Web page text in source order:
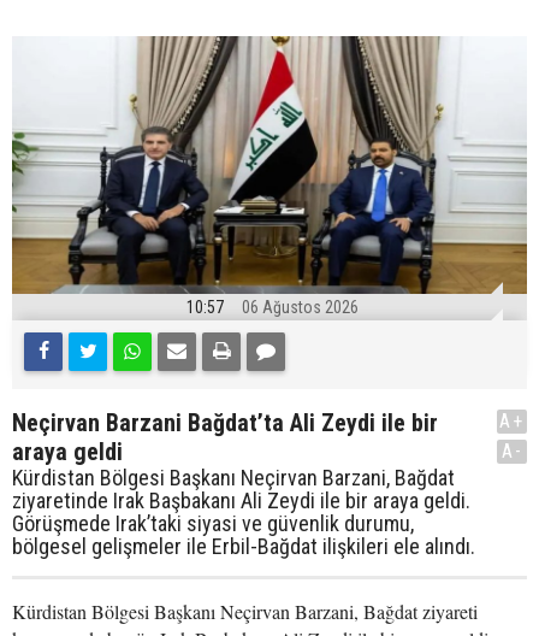
10:57 06 Ağustos 2026
Neçirvan Barzani Bağdat’ta Ali Zeydi ile bir
araya geldi
Kürdistan Bölgesi Başkanı Neçirvan Barzani, Bağdat
ziyaretinde Irak Başbakanı Ali Zeydi ile bir araya geldi.
Görüşmede Irak’taki siyasi ve güvenlik durumu,
bölgesel gelişmeler ile Erbil-Bağdat ilişkileri ele alındı.
A+
A-
Kürdistan Bölgesi Başkanı Neçirvan Barzani, Bağdat ziyareti